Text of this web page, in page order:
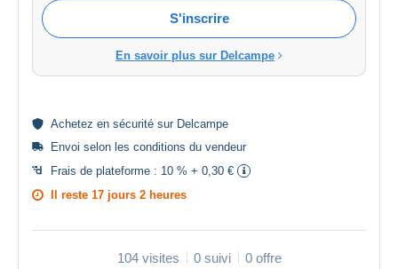
S'inscrire
En savoir plus sur Delcampe
Achetez en sécurité sur Delcampe
Envoi selon les conditions du vendeur
Frais de plateforme : 10 % + 0,30 €
Il reste 17 jours 2 heures
104 visites 0 suivi 0 offre